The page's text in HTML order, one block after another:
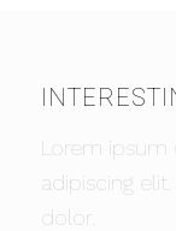
Lorem
adipiscing
dolor.